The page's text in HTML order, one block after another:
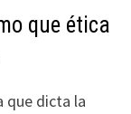
que ética
que dicta la